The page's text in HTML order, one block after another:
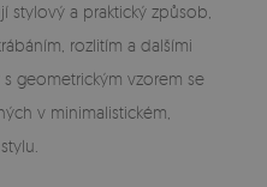
a praktický způsob,
rozlitím a dalšími
geometrickým vzorem se
v minimalistickém,